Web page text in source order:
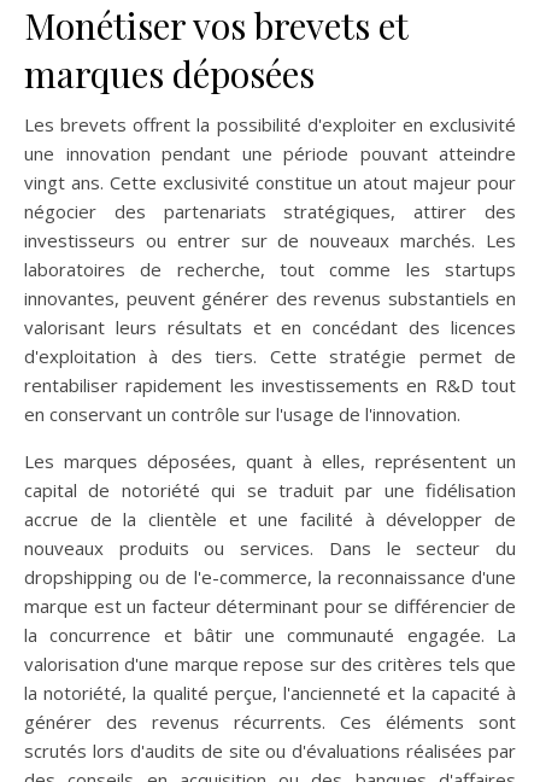
Monétiser vos brevets et
marques déposées
Les brevets offrent la possibilité d'exploiter en exclusivité
une innovation pendant une période pouvant atteindre
vingt ans. Cette exclusivité constitue un atout majeur pour
négocier des partenariats stratégiques, attirer des
investisseurs ou entrer sur de nouveaux marchés. Les
laboratoires de recherche, tout comme les startups
innovantes, peuvent générer des revenus substantiels en
valorisant leurs résultats et en concédant des licences
d'exploitation à des tiers. Cette stratégie permet de
rentabiliser rapidement les investissements en R&D tout
en conservant un contrôle sur l'usage de l'innovation.
Les marques déposées, quant à elles, représentent un
capital de notoriété qui se traduit par une fidélisation
accrue de la clientèle et une facilité à développer de
nouveaux produits ou services. Dans le secteur du
dropshipping ou de l'e-commerce, la reconnaissance d'une
marque est un facteur déterminant pour se différencier de
la concurrence et bâtir une communauté engagée. La
valorisation d'une marque repose sur des critères tels que
la notoriété, la qualité perçue, l'ancienneté et la capacité à
générer des revenus récurrents. Ces éléments sont
scrutés lors d'audits de site ou d'évaluations réalisées par